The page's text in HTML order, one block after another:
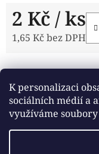
K personalizaci
sociálních médií a
využíváme
2 Kč / ks
1,65 Kč bez DPH
Popis